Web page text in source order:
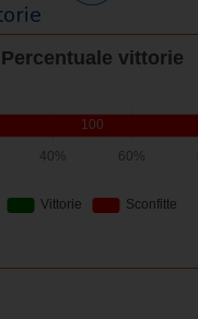
public/basic.ics